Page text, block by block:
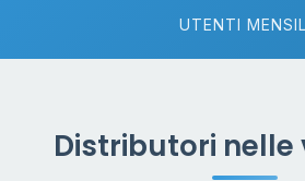
UTENTI
Distributori nelle